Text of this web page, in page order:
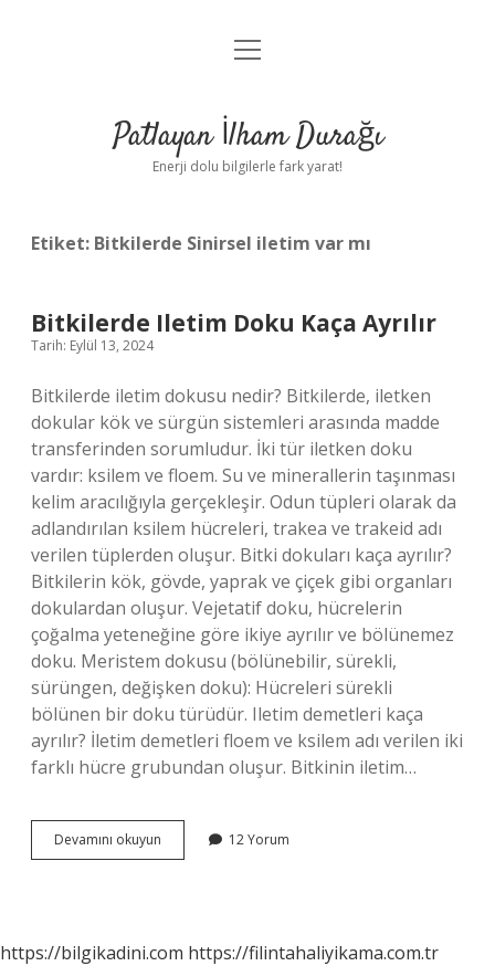
Anasayfa
Yasal Uyarı
menüyü
Patlayan İlham Durağı
Enerji dolu bilgilerle fark yarat!
Etiket: Bitkilerde Sinirsel iletim var mı
Bitkilerde Iletim Doku Kaça Ayrılır
Tarih: Eylül 13, 2024
Bitkilerde iletim dokusu nedir? Bitkilerde, iletken
dokular kök ve sürgün sistemleri arasında madde
transferinden sorumludur. İki tür iletken doku
vardır: ksilem ve floem. Su ve minerallerin taşınması
kelim aracılığıyla gerçekleşir. Odun tüpleri olarak da
adlandırılan ksilem hücreleri, trakea ve trakeid adı
verilen tüplerden oluşur. Bitki dokuları kaça ayrılır?
Bitkilerin kök, gövde, yaprak ve çiçek gibi organları
dokulardan oluşur. Vejetatif doku, hücrelerin
çoğalma yeteneğine göre ikiye ayrılır ve bölünemez
doku. Meristem dokusu (bölünebilir, sürekli,
sürüngen, değişken doku): Hücreleri sürekli
bölünen bir doku türüdür. Iletim demetleri kaça
ayrılır? İletim demetleri floem ve ksilem adı verilen iki
farklı hücre grubundan oluşur. Bitkinin iletim…
Devamını okuyun Bitkilerde
Iletim
12 Yorum
https://bilgikadini.com https://filintahaliyikama.com.tr